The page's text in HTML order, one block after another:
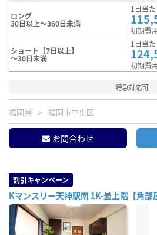
ロング
30日以上～360日未満
1日当
初期費
ショート【7日以上】
～30日未満
1日当
初期費
特急対応可
福岡県 福岡市中央区
お問合わせ
割引キャンペーン
Kマンスリー天神駅南 1K-最上階【角